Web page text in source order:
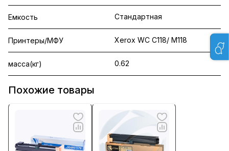
Емкость Стандартная
Принтеры/МФУ Xerox WC C118/ M118
масса(кг) 0.62
Похожие товары